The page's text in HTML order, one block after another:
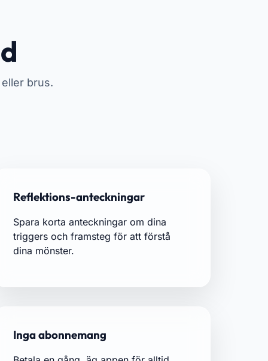
brus.
Reflektions-anteckningar
Spara korta anteckningar om dina
triggers och framsteg för att förstå
dina mönster.
Inga abonnemang